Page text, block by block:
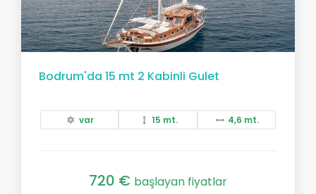
Bodrum'da 15 mt 2 Kabinli Gulet
var 15 mt. 4,6 mt.
720 € başlayan fiyatlar